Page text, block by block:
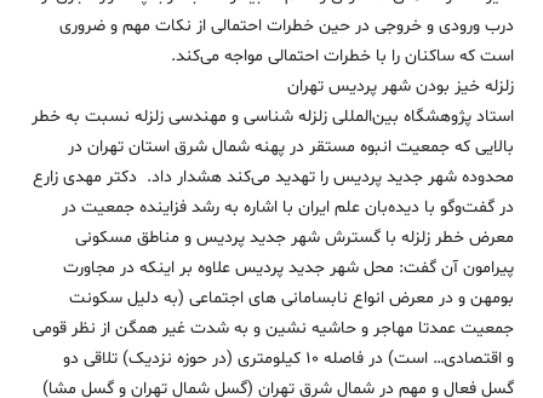
درب ورودی و خروجی در حین خطرات احتمالی از نکات مهم و ضروری
است که ساکنان را با خطرات احتمالی مواجه می‌کند.
زلزله خیز بودن شهر پردیس تهران
استاد پژوهشگاه بین‌المللی زلزله شناسی و مهندسی زلزله نسبت به خطر
بالایی که جمعیت انبوه مستقر در پهنه شمال شرق استان تهران در
محدوده شهر جدید پردیس را تهدید می‌کند هشدار داد. دکتر مهدی زارع
در گفت‌و‌گو با دیده‌بان علم ایران با اشاره به رشد فزاینده جمعیت در
معرض خطر زلزله با گسترش شهر جدید پردیس و مناطق مسکونی
پیرامون آن گفت: محل شهر جدید پردیس علاوه بر اینکه در مجاورت
بومهن و در معرض انواع نابسامانی های اجتماعی (به دلیل سکونت
جمعیت عمدتا مهاجر و حاشیه نشین و به شدت غیر همگن از نظر قومی
و اقتصادی… است) در فاصله ۱۰ کیلومتری (در حوزه نزدیک) تلاقی دو
گسل فعال و مهم در شمال شرق تهران (گسل شمال تهران و گسل مشا)